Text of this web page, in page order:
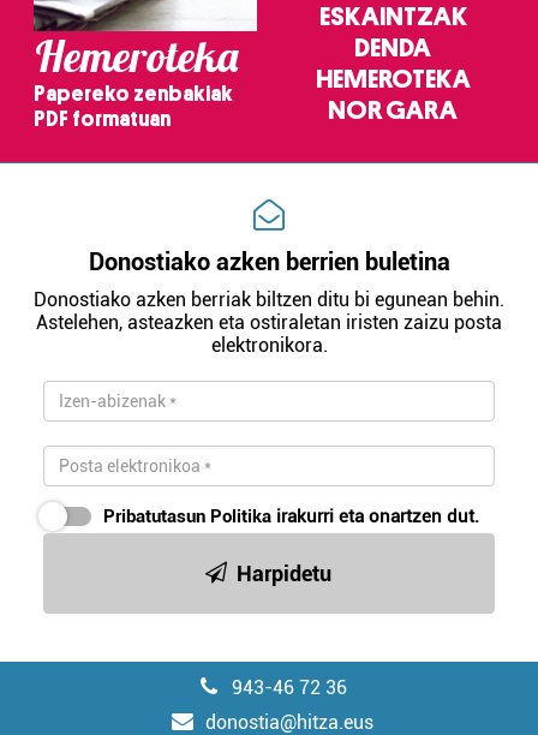
Hemeroteka
Papereko zenbakiak
PDF formatuan
ESKAINTZAK
DENDA
HEMEROTEKA
NOR GARA
Donostiako azken berrien buletina
Donostiako azken berriak biltzen ditu bi egunean behin.
Astelehen, asteazken eta ostiraletan iristen zaizu posta
elektronikora.
Pribatutasun Politika irakurri eta onartzen dut.
Harpidetu
943-46 72 36
donostia@hitza.eus